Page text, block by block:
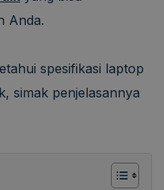
Anda.
spesifikasi laptop
simak penjelasannya